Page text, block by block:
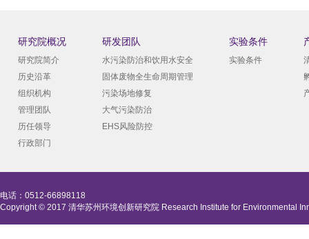
研究院概况
研究院简介
历史沿革
组织机构
管理团队
历任领导
行政部门
研发团队
水污染防治和饮用水安全
固体废物全生命周期管理
污染场地修复
大气污染防治
EHS风险防控
实验条件
实验条件
电话：0512-66898118
Copyright © 2017 清华苏州环境创新研究院 Research Institute for Environmental